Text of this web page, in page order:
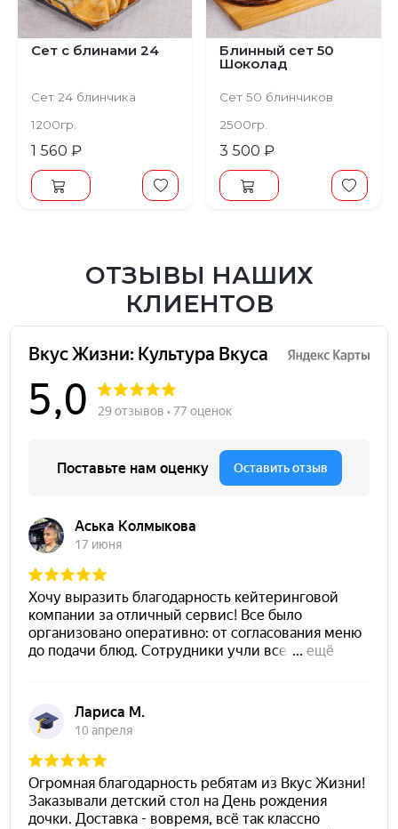
Сет с блинами 24
Сет 24 блинчика
1200гр.
1 560 ₽
Блинный сет 50
Шоколад
Сет 50 блинчиков
2500гр.
3 500 ₽
ОТЗЫВЫ НАШИХ
КЛИЕНТОВ